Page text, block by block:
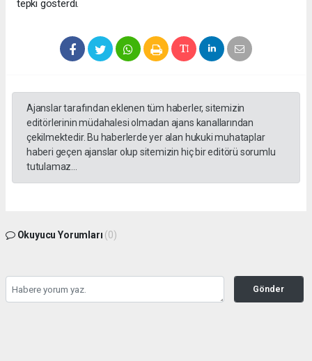
tepki gösterdi.
Ajanslar tarafından eklenen tüm haberler, sitemizin
editörlerinin müdahalesi olmadan ajans kanallarından
çekilmektedir. Bu haberlerde yer alan hukuki muhataplar
haberi geçen ajanslar olup sitemizin hiç bir editörü sorumlu
tutulamaz...
Okuyucu Yorumları (0)
Gönder